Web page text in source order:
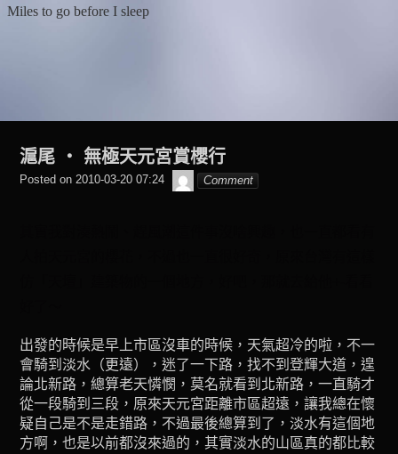
Miles to go before I sleep
滬尾 ‧ 無極天元宮賞櫻行
Posted on 2010-03-20 07:24 beagle2001_tw
Comment
出發的時候是早上市區沒車的時候，天氣超冷的啦，不一
會騎到淡水（更遠），迷了一下路，找不到登輝大道，遑
論北新路，總算老天憐憫，莫名就看到北新路，一直騎才
從一段騎到三段，原來天元宮距離市區超遠，讓我總在懷
疑自己是不是走錯路，不過最後總算到了，淡水有這個地
方啊，也是以前都沒來過的，其實淡水的山區真的都比較